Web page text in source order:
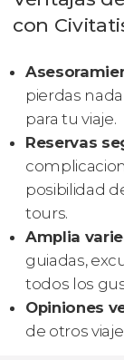
con
pierdas
para tu viaje.
Reservas
posibilidad
tours.
Amplia
guiadas,
todos los
Opiniones
de otros